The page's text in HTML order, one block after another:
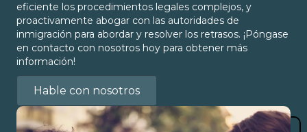
eficiente los procedimientos legales complejos, y
proactivamente abogar con las autoridades de
inmigración para abordar y resolver los retrasos. ¡Póngase
en contacto con nosotros hoy para obtener más
información!
Hable con nosotros